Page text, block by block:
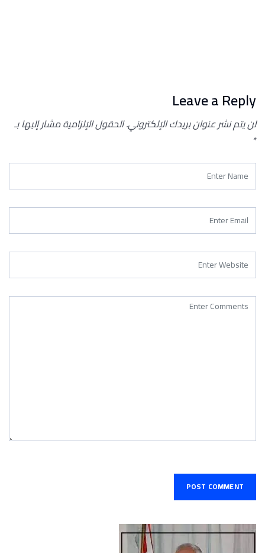
Leave a Reply
لن يتم نشر عنوان بريدك الإلكتروني.الحقول الإلزامية مشار إليها بـ
*